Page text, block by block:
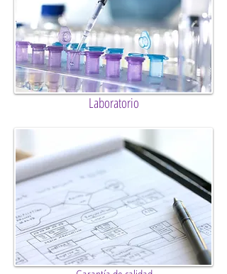
Laboratorio